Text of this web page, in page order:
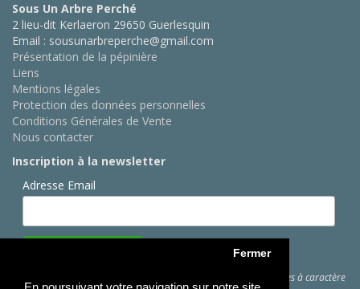
Fermer
Sous Un Arbre Perché
2 lieu-dit Kerlaeron 29650 Guerlesquin
Email : sousunarbreperche@gmail.com
Présentation de la pépinière
Liens
Mentions légales
Protection des données personnelles
Conditions Générales de Vente
Nous contacter
Inscription à la newsletter
Adresse Email
pour des informations sur les traitements de données à caractère